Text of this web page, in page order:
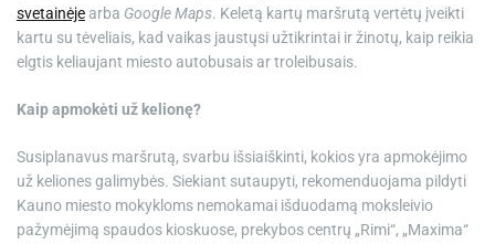
svetainėje arba Google Maps. Keletą kartų maršrutą vertėtų įveikti
kartu su tėveliais, kad vaikas jaustųsi užtikrintai ir žinotų, kaip reikia
elgtis keliaujant miesto autobusais ar troleibusais.
Kaip apmokėti už kelionę?
Susiplanavus maršrutą, svarbu išsiaiškinti, kokios yra apmokėjimo
už keliones galimybės. Siekiant sutaupyti, rekomenduojama pildyti
Kauno miesto mokykloms nemokamai išduodamą moksleivio
pažymėjimą spaudos kioskuose, prekybos centrų „Rimi“, „Maxima“